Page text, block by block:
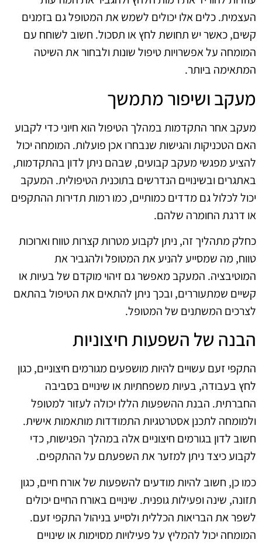
העצמית. כלים אלו יכולים לשמש את המטופל גם בזמנים
קשים, כאשר יש תחושת לחץ או תסכול. חשוב לשוחח עם
המומחה על אפשרויות טיפול שונות ולבחור את השיטה
המתאימה ביותר.
מעקב ושיפור מתמשך
מעקב אחר התקדמות במהלך הטיפול הוא חיוני כדי לקבוע
האם הטכניקות והגישות שנבחרו אכן פועלות. המומחה יכול
להציע מפגשי מעקב קבועים, שבהם ניתן לדון בהתקדמות,
באתגרים ובשינויים הנדרשים בתוכנית הטיפולית. המעקב
יכול לכלול גם מדדים כמותיים, כמו רמות תדירות ההתקפים
או דרגת החומרה שלהם.
כחלק מתהליך זה, ניתן לקבוע מטרות קצרות טווח וארוכות
טווח, מה שמסייע להניע את המטופל ולהגביר את
המוטיבציה. המעקב מאפשר גם זיהוי מוקדם של בעיות או
קשיים שמתעוררים, ובכך ניתן להתאים את הטיפול בהתאם
לצרכים המשתנים של המטופל.
הבנה של השפעות חיצוניות
התקפי זעם עשויים להיות מושפעים מגורמים חיצוניים, כגון
לחץ בעבודה, בעיות משפחתיות או שינויים בסביבה
החברתית. הבנת ההשפעות הללו יכולה לעזור למטופל
ולמומחה לתכנן אסטרטגיות התמודדות מותאמות אישית.
חשוב לדון בגורמים חיצוניים אלה במהלך הפגישות, כדי
לקבוע כיצד ניתן למזער את השפעתם על ההתקפים.
כמו כן, חשוב להיות מודעים להשפעות של אורח חיים, כגון
תזונה, שינה ופעילות גופנית. שינויים באורח החיים יכולים
לשפר את הבריאות הכללית ולסייע בניהול התקפי זעם.
המומחה יכול להמליץ על פעילויות מסוימות או שינויים